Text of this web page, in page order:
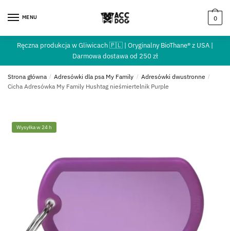
MENU 0
Ręczna produkcja w Gliwicach 🇵🇱 | Oryginalny BioThane® z USA |
Darmowa dostawa od 250 zł
Strona główna / Adresówki dla psa My Family / Adresówki dwustronne /
Cicha Adresówka My Family Hushtag nieśmiertelnik Purple
Wysyłka w 24 h